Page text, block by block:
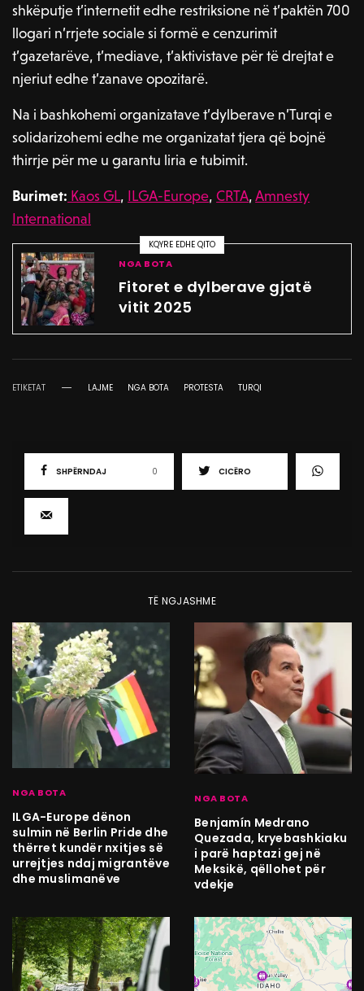
shkëputje t’internetit edhe restriksione në t’paktën 700
llogari n’rrjete sociale si formë e cenzurimit
t’gazetarëve, t’mediave, t’aktivistave për të drejtat e
njeriut edhe t’zanave opozitarë.
Na i bashkohemi organizatave t’dylberave n’Turqi e
solidarizohemi edhe me organizatat tjera që bojnë
thirrje për me u garantu liria e tubimit.
Burimet: Kaos GL, ILGA-Europe,CRTA,Amnesty
International
KQYRE EDHE QITO
NGA BOTA
Fitoret e dylberave gjatë
vitit 2025
ETIKETAT LAJME NGA BOTA PROTESTA TURQI
SHPËRNDAJ 0 CICËRO
TË NGJASHME
NGA BOTA
ILGA-Europe dënon
sulmin në Berlin Pride dhe
thërret kundër nxitjes së
urrejtjes ndaj migrantëve
dhe muslimanëve
NGA BOTA
Benjamín Medrano
Quezada, kryebashkiaku
i parë haptazi gej në
Meksikë, qëllohet për
vdekje